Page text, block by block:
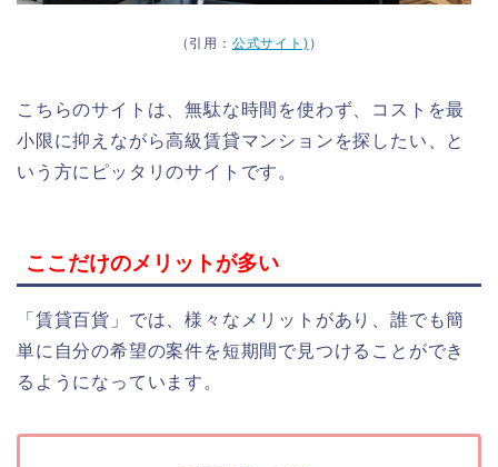
（引用： 公式サイト) ）
こちらのサイトは、無駄な時間を使わず、コストを最
小限に抑えながら高級賃貸マンションを探したい、と
いう方にピッタリのサイトです。
ここだけのメリットが多い
「賃貸百貨」では、様々なメリットがあり、誰でも簡
単に自分の希望の案件を短期間で見つけることができ
るようになっています。